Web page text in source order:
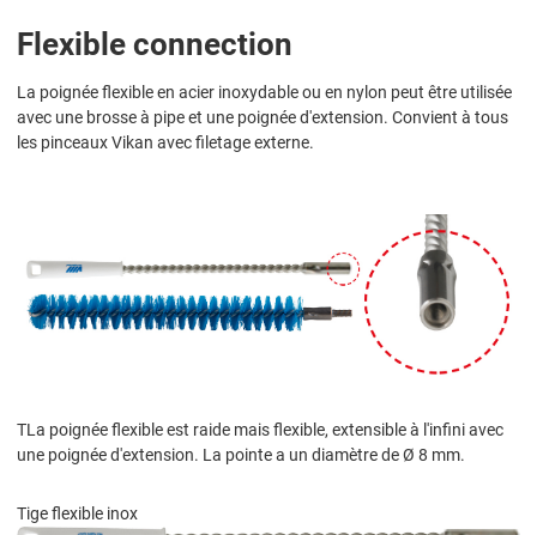
Flexible connection
La poignée flexible en acier inoxydable ou en nylon peut être utilisée
avec une brosse à pipe et une poignée d'extension. Convient à tous
les pinceaux Vikan avec filetage externe.
TLa poignée flexible est raide mais flexible, extensible à l'infini avec
une poignée d'extension. La pointe a un diamètre de Ø 8 mm.
Tige flexible inox